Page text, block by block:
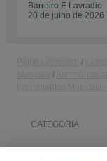
Barreiro E Lavradio
20 de julho de 2026
CATEGORIA